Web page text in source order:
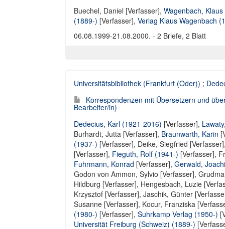
Buechel, Daniel [Verfasser], Wagenbach,
(1889-) [Verfasser], Verlag Klaus Wagenbach
06.08.1999-21.08.2000. - 2 Briefe, 2 Blatt
Universitätsbibliothek (Frankfurt (Oder)) ;
Korrespondenzen mit Übersetzern und
Bearbeiter/in)
Dedecius, Karl (1921-2016) [Verfasser],
Burhardt, Jutta [Verfasser], Braunwarth, Karin
(1937-) [Verfasser], Deike, Siegfried [Verfasser]
[Verfasser], Fieguth, Rolf (1941-) [Verfasser],
Fuhrmann, Konrad [Verfasser], Gerwald,
Godon von Ammon, Sylvio [Verfasser],
Hildburg [Verfasser], Hengesbach, Luzie
Krzysztof [Verfasser], Jaschik, Günter
Susanne [Verfasser], Kocur, Franziska
(1980-) [Verfasser], Suhrkamp Verlag (1950-)
Universität Freiburg (Schweiz) (1889-)